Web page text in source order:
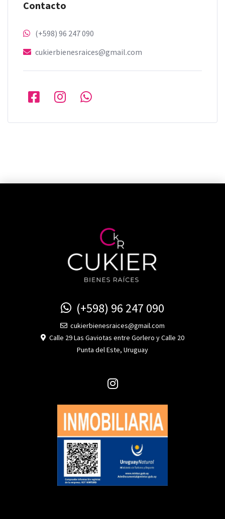
Contacto
(+598) 96 247 090
cukierbienesraices@gmail.com
(+598) 96 247 090
cukierbienesraices@gmail.com
Calle 29 Las Gaviotas entre Gorlero y Calle 20
Punta del Este, Uruguay